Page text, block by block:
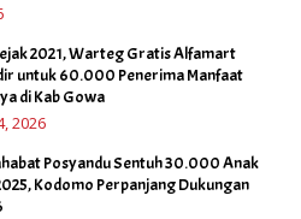
2021, Warteg Gratis Alfamart
untuk 60.000 Penerima Manfaat
di Kab Gowa
2026
Posyandu Sentuh 30.000 Anak
Kodomo Perpanjang Dukungan